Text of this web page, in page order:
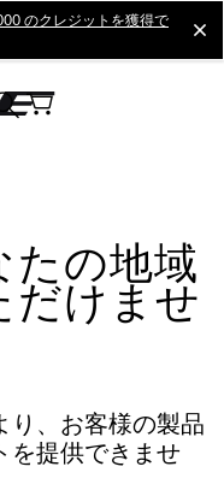
のクレジットを獲得で
たの地域
だけませ
り、お客様の製品
を提供できませ